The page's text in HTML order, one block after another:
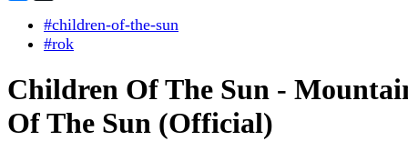
#children-of-the-sun
#rok
Children Of The Sun -
Of The Sun (Official)